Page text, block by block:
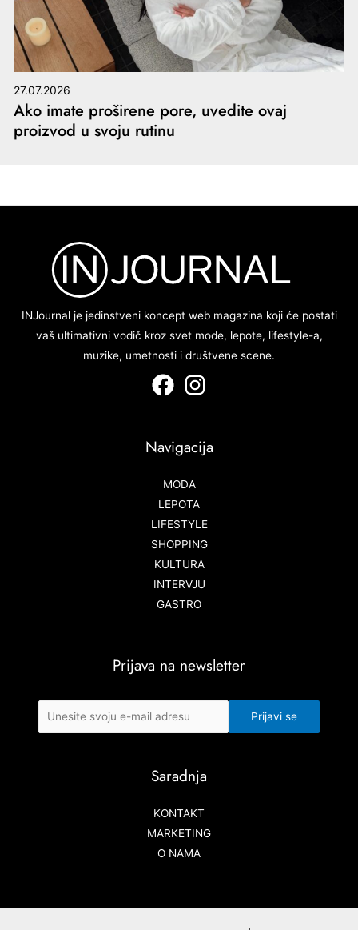
27.07.2026
Ako imate proširene pore, uvedite ovaj
proizvod u svoju rutinu
INJournal je jedinstveni koncept web magazina koji će postati
vaš ultimativni vodič kroz svet mode, lepote, lifestyle-a,
muzike, umetnosti i društvene scene.
Navigacija
MODA
LEPOTA
LIFESTYLE
SHOPPING
KULTURA
INTERVJU
GASTRO
Prijava na newsletter
Saradnja
KONTAKT
MARKETING
O NAMA